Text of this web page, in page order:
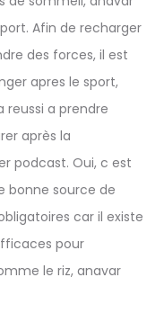
Afin de recharger
des forces, il est
apres le sport,
reussi a prendre
après la
podcast. Oui, c est
bonne source de
car il existe
pour
le riz, anavar